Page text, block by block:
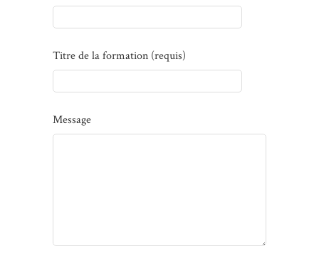
Titre de la formation (requis)
Message